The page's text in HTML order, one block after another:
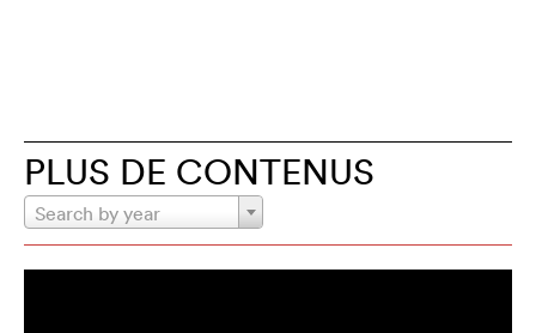
PLUS DE CONTENUS
Search by year